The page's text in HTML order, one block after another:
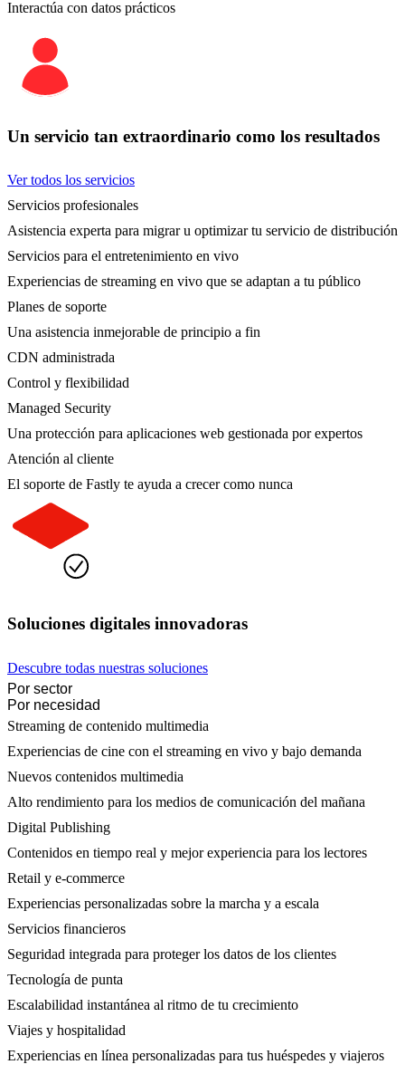
Interactúa con datos prácticos
Un servicio tan extraordinario como los resultados
Ver todos los servicios
Servicios profesionales
Asistencia experta para migrar u optimizar tu servicio de distribución
Servicios para el entretenimiento en vivo
Experiencias de streaming en vivo que se adaptan a tu público
Planes de soporte
Una asistencia inmejorable de principio a fin
CDN administrada
Control y flexibilidad
Managed Security
Una protección para aplicaciones web gestionada por expertos
Atención al cliente
El soporte de Fastly te ayuda a crecer como nunca
Soluciones digitales innovadoras
Descubre todas nuestras soluciones
Por sector
Por necesidad
Streaming de contenido multimedia
Experiencias de cine con el streaming en vivo y bajo demanda
Nuevos contenidos multimedia
Alto rendimiento para los medios de comunicación del mañana
Digital Publishing
Contenidos en tiempo real y mejor experiencia para los lectores
Retail y e-commerce
Experiencias personalizadas sobre la marcha y a escala
Servicios financieros
Seguridad integrada para proteger los datos de los clientes
Tecnología de punta
Escalabilidad instantánea al ritmo de tu crecimiento
Viajes y hospitalidad
Experiencias en línea personalizadas para tus huéspedes y viajeros